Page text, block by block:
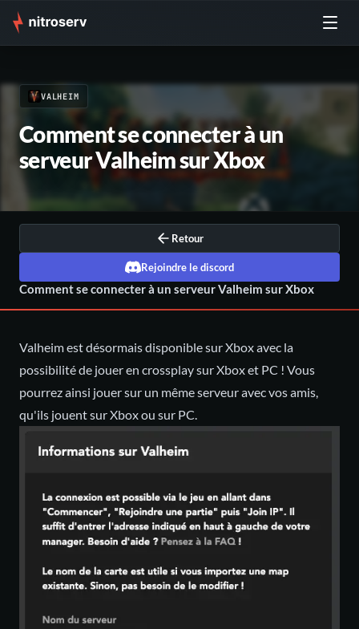
VALHEIM
Comment se connecter à un
serveur Valheim sur Xbox
Retour
Comment se connecter à un serveur Valheim sur Xbox
Rejoindre le discord
Valheim est désormais disponible sur Xbox avec la
possibilité de jouer en crossplay sur Xbox et PC ! Vous
pourrez ainsi jouer sur un même serveur avec vos amis,
qu'ils jouent sur Xbox ou sur PC.